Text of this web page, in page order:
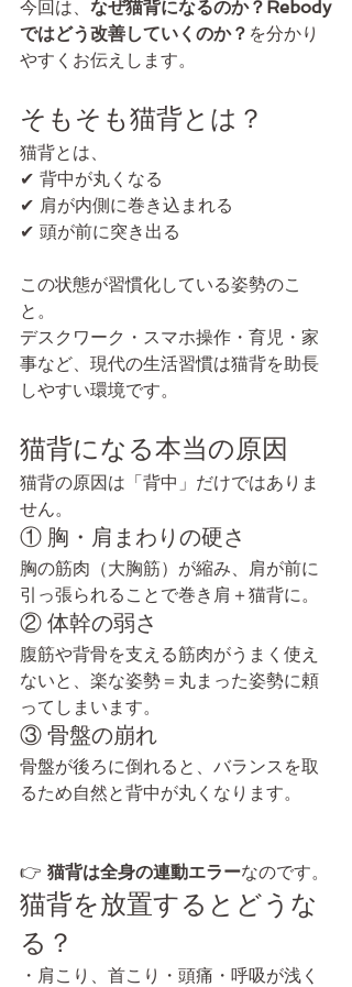
今回は、 なぜ猫背になるのか？Rebody
ではどう改善していくのか？ を分かり
やすくお伝えします。
そもそも猫背とは？
猫背とは、
✔ 背中が丸くなる
✔ 肩が内側に巻き込まれる
✔ 頭が前に突き出る
この状態が習慣化している姿勢のこ
と。
デスクワーク・スマホ操作・育児・家
事など、現代の生活習慣は猫背を助長
しやすい環境です。
猫背になる本当の原因
猫背の原因は「背中」だけではありま
せん。
① 胸・肩まわりの硬さ
胸の筋肉（大胸筋）が縮み、肩が前に
引っ張られることで巻き肩＋猫背に。
② 体幹の弱さ
腹筋や背骨を支える筋肉がうまく使え
ないと、楽な姿勢＝丸まった姿勢に頼
ってしまいます。
③ 骨盤の崩れ
骨盤が後ろに倒れると、バランスを取
るため自然と背中が丸くなります。
👉 猫背は全身の連動エラーなのです。
猫背を放置するとどうな
る？
・肩こり、首こり・頭痛・呼吸が浅く